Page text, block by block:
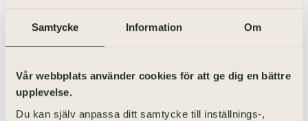
Samtycke Information Om
Vår webbplats använder cookies för att ge dig en bättre
upplevelse.
Du kan själv anpassa ditt samtycke till inställnings-,
begravningsuppdraget, som är ansvarig att betala.
Vad kostar vanligtvis en begravning?